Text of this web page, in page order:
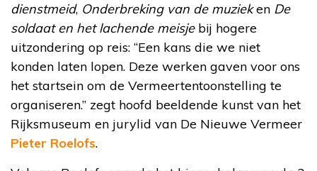
dienstmeid, Onderbreking van de muzieken De
soldaat en het lachende meisjebij hogere
uitzondering op reis: “Een kans die we niet
konden laten lopen. Deze werken gaven voor ons
het startsein om de Vermeertentoonstelling te
organiseren.” zegt hoofd beeldende kunst van het
Rijksmuseum en jurylid van De Nieuwe Vermeer
Pieter Roelofs.